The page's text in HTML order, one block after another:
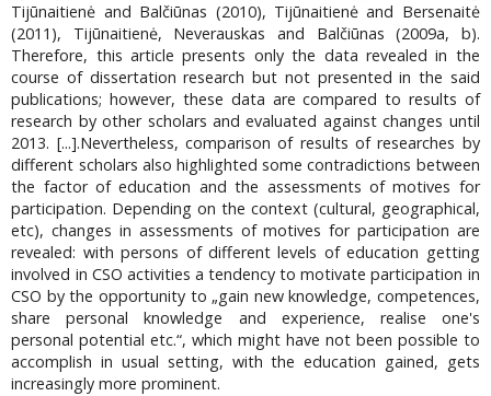
Tijūnaitienė and Balčiūnas (2010), Tijūnaitienė and Bersenaitė
(2011), Tijūnaitienė, Neverauskas and Balčiūnas (2009a, b).
Therefore, this article presents only the data revealed in the
course of dissertation research but not presented in the said
publications; however, these data are compared to results of
research by other scholars and evaluated against changes until
2013. [...].Nevertheless, comparison of results of researches by
different scholars also highlighted some contradictions between
the factor of education and the assessments of motives for
participation. Depending on the context (cultural, geographical,
etc), changes in assessments of motives for participation are
revealed: with persons of different levels of education getting
involved in CSO activities a tendency to motivate participation in
CSO by the opportunity to „gain new knowledge, competences,
share personal knowledge and experience, realise one's
personal potential etc.“, which might have not been possible to
accomplish in usual setting, with the education gained, gets
increasingly more prominent.